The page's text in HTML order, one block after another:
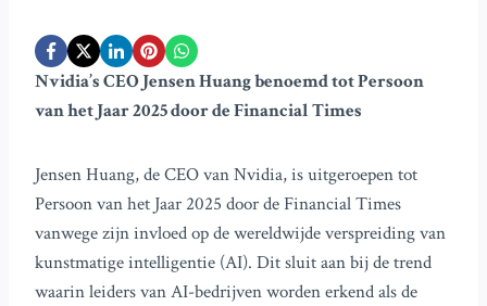
Nvidia’s CEO Jensen Huang benoemd tot Persoon
van het Jaar 2025 door de Financial Times
Jensen Huang, de CEO van Nvidia, is uitgeroepen tot
Persoon van het Jaar 2025 door de Financial Times
vanwege zijn invloed op de wereldwijde verspreiding van
kunstmatige intelligentie (AI). Dit sluit aan bij de trend
waarin leiders van AI-bedrijven worden erkend als de